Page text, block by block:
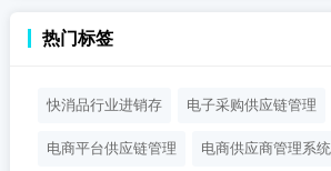
热门标签
快消品行业进销存 电子采购供应链管理
电商平台供应链管理 电商供应商管理系统